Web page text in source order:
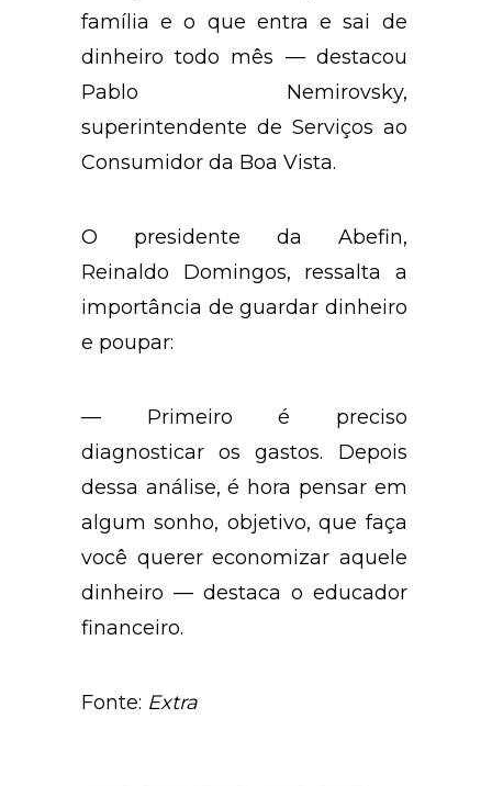
família e o que entra e sai de
dinheiro todo mês — destacou
Pablo Nemirovsky,
superintendente de Serviços ao
Consumidor da Boa Vista.
O presidente da Abefin,
Reinaldo Domingos, ressalta a
importância de guardar dinheiro
e poupar:
— Primeiro é preciso
diagnosticar os gastos. Depois
dessa análise, é hora pensar em
algum sonho, objetivo, que faça
você querer economizar aquele
dinheiro — destaca o educador
financeiro.
Fonte: Extra